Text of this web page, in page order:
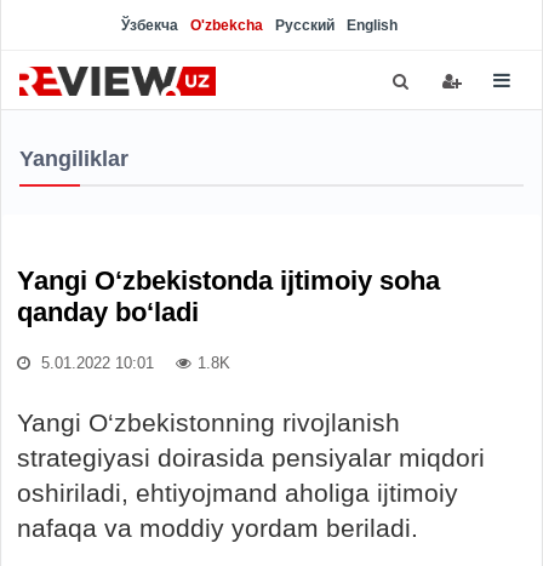
Ўзбекча O'zbekcha Русский English
Yangiliklar
Yangi O‘zbekistonda ijtimoiy soha
qanday bo‘ladi
5.01.2022 10:01 1.8K
Yangi O‘zbekistonning rivojlanish
strategiyasi doirasida pensiyalar miqdori
oshiriladi, ehtiyojmand aholiga ijtimoiy
nafaqa va moddiy yordam beriladi.